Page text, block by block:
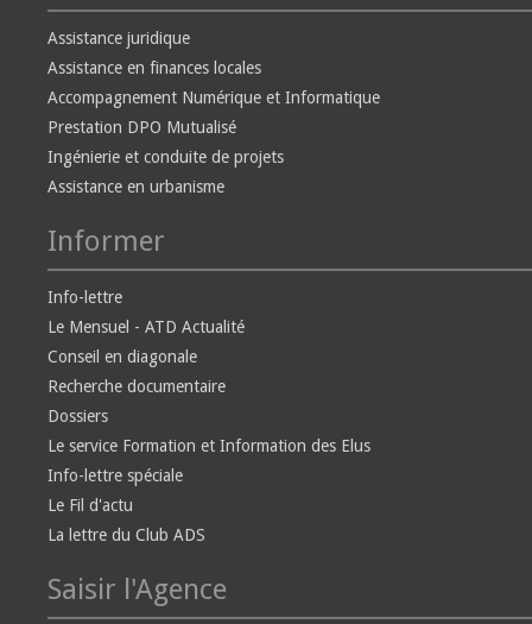
Assistance juridique
Assistance en finances locales
Accompagnement Numérique et Informatique
Prestation DPO Mutualisé
Ingénierie et conduite de projets
Assistance en urbanisme
Informer
Info-lettre
Le Mensuel - ATD Actualité
Conseil en diagonale
Recherche documentaire
Dossiers
Le service Formation et Information des Elus
Info-lettre spéciale
Le Fil d'actu
La lettre du Club ADS
Saisir l'Agence